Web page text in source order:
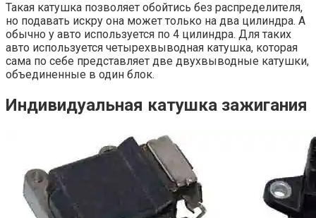
Такая катушка позволяет обойтись без распределителя,
но подавать искру она может только на два цилиндра. А
обычно у авто используется по 4 цилиндра. Для таких
авто используется четырехвыводная катушка, которая
сама по себе представляет две двухвыводные катушки,
объединенные в один блок.
Индивидуальная катушка зажигания